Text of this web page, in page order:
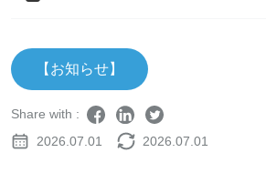
【お知らせ】
Share with :
2026.07.01
2026.07.01